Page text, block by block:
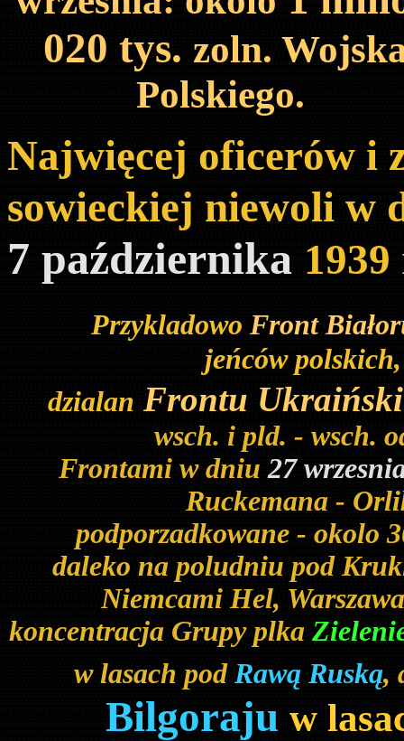
020 tys. zoln.
Polskiego.
Najwięcej oficerów i
sowieckiej niewoli w
7 października
Przykladowo Front
jeńców
dzialan Frontu
wsch. i pld. - wsch.
Frontami w dniu 27
Ruckemana -
podporzadkowane - okolo
daleko na poludniu pod
Niemcami Hel,
koncentracja Grupy plka
w lasach podRawą Ruską,
Bilgoraju w